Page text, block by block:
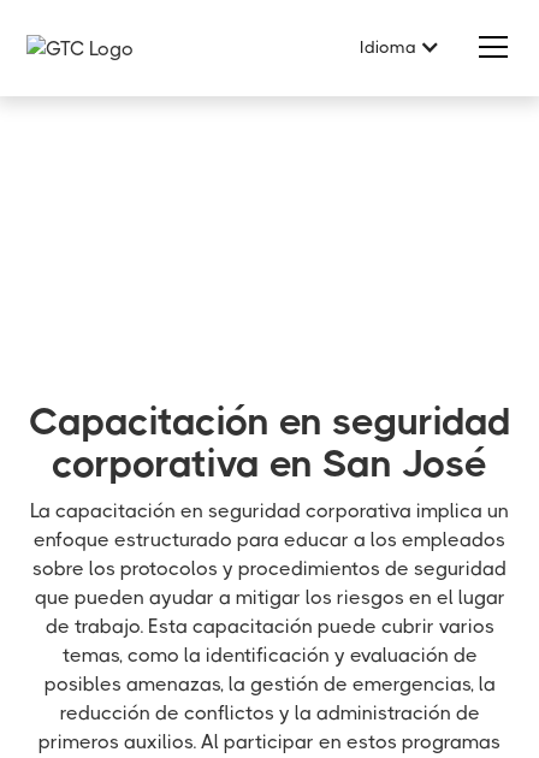
Idioma
Capacitación en seguridad
corporativa en San José
La capacitación en seguridad corporativa implica un
enfoque estructurado para educar a los empleados
sobre los protocolos y procedimientos de seguridad
que pueden ayudar a mitigar los riesgos en el lugar
de trabajo. Esta capacitación puede cubrir varios
temas, como la identificación y evaluación de
posibles amenazas, la gestión de emergencias, la
reducción de conflictos y la administración de
primeros auxilios. Al participar en estos programas